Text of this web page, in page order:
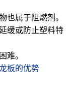
属于阻燃剂。
缓或防止塑料特
难。
板的优势